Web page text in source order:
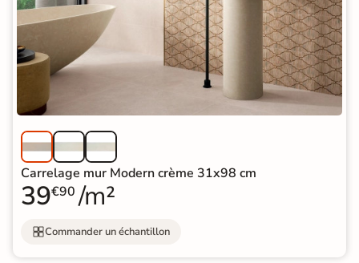
Carrelage mur Modern crème 31x98 cm
39€90 /m²
Commander un échantillon